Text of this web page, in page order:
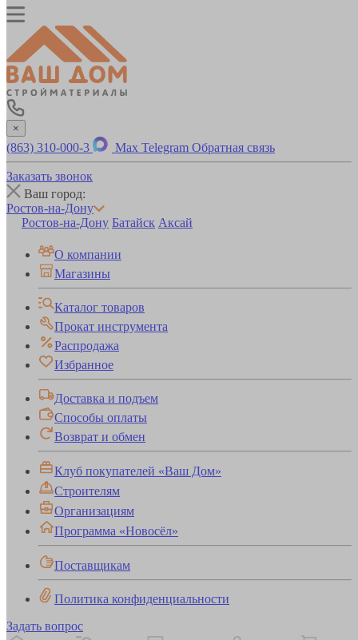
×
(863) 310-000-3 Max Telegram Обратная связь
Заказать звонок
Ваш город:
Ростов-на-Дону
Ростов-на-Дону Батайск Аксай
О компании
Магазины
Каталог товаров
Прокат инструмента
Распродажа
Избранное
Доставка и подъем
Способы оплаты
Возврат и обмен
Клуб покупателей «Ваш Дом»
Строителям
Организациям
Программа «Новосёл»
Поставщикам
Политика конфиденциальности
Задать вопрос